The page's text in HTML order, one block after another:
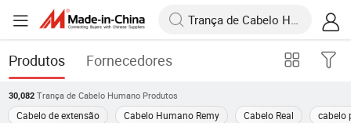
Produtos Fornecedores
30,082 Trança de Cabelo Humano Produtos
Cabelo de extensão Cabelo Humano Remy Cabelo Real cabelo